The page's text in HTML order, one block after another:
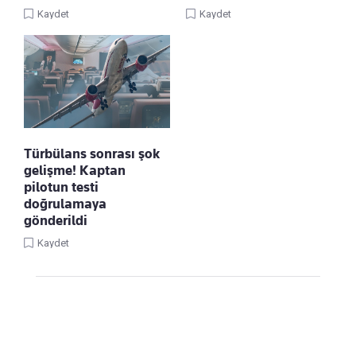
Kaydet Kaydet
Türbülans sonrası şok
gelişme! Kaptan
pilotun testi
doğrulamaya
gönderildi
Kaydet